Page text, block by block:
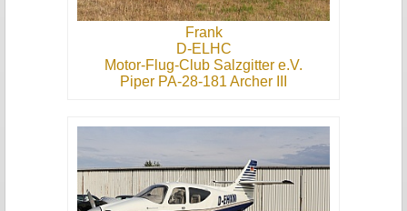
Frank
D-ELHC
Motor-Flug-Club Salzgitter e.V.
Piper PA-28-181 Archer III